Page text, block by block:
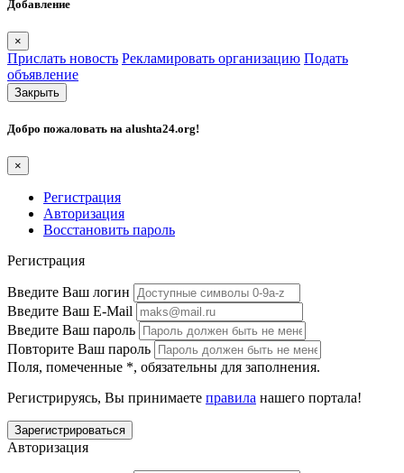
Добавление
×
Прислать новость Рекламировать организацию Подать
объявление
Закрыть
Добро пожаловать на alushta24.org!
×
Регистрация
Авторизация
Восстановить пароль
Регистрация
Введите Ваш логин
Введите Ваш E-Mail
Введите Ваш пароль
Повторите Ваш пароль
Поля, помеченные *, обязательны для заполнения.
Регистрируясь, Вы принимаете правила нашего портала!
Авторизация